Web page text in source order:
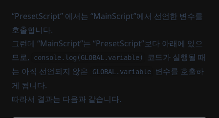
“PresetScript” 에서는 “MainScript”에서 선언한 변수를
호출합니다.
그런데 “MainScript”는 “PresetScript”보다 아래에 있으
므로,
console.log(GLOBAL.variable)
코드가 실행될 때
는 아직 선언되지 않은
GLOBAL.variable
변수를 호출하
게 됩니다.
따라서 결과는 다음과 같습니다.